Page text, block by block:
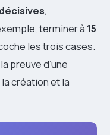
,
terminer à 15
les trois cases.
preuve d’une
création et la